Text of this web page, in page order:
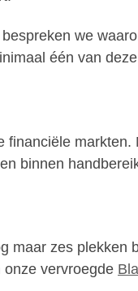
we
één van
binnen
maar zes plekken
vervroegde